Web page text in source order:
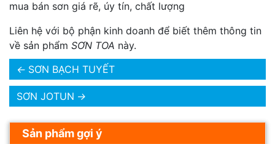
mua bán sơn giá rẽ, úy tín, chất lượng
Liên hệ với bộ phận kinh doanh để biết thêm thông tin
về sản phẩm SƠN TOA này.
← SƠN BẠCH TUYẾT
SƠN JOTUN →
Sản phẩm gợi ý